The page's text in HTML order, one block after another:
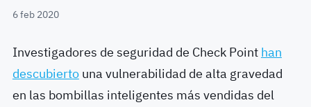
6 feb 2020
Investigadores de seguridad de Check Point han
descubiertouna vulnerabilidad de alta gravedad
en las bombillas inteligentes más vendidas del